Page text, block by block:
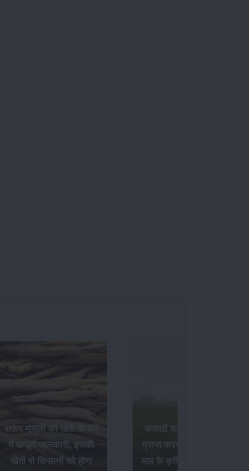
सफ़ेद मूसली की खेती के बारे
में सम्पूर्ण जानकारी, इसकी
खेती से किसानों को होगा
फसलों का अधिक उत्पादन
प्राप्त करने के लिए अक्टूबर
माह के कृषि संबंधी आवश्यक